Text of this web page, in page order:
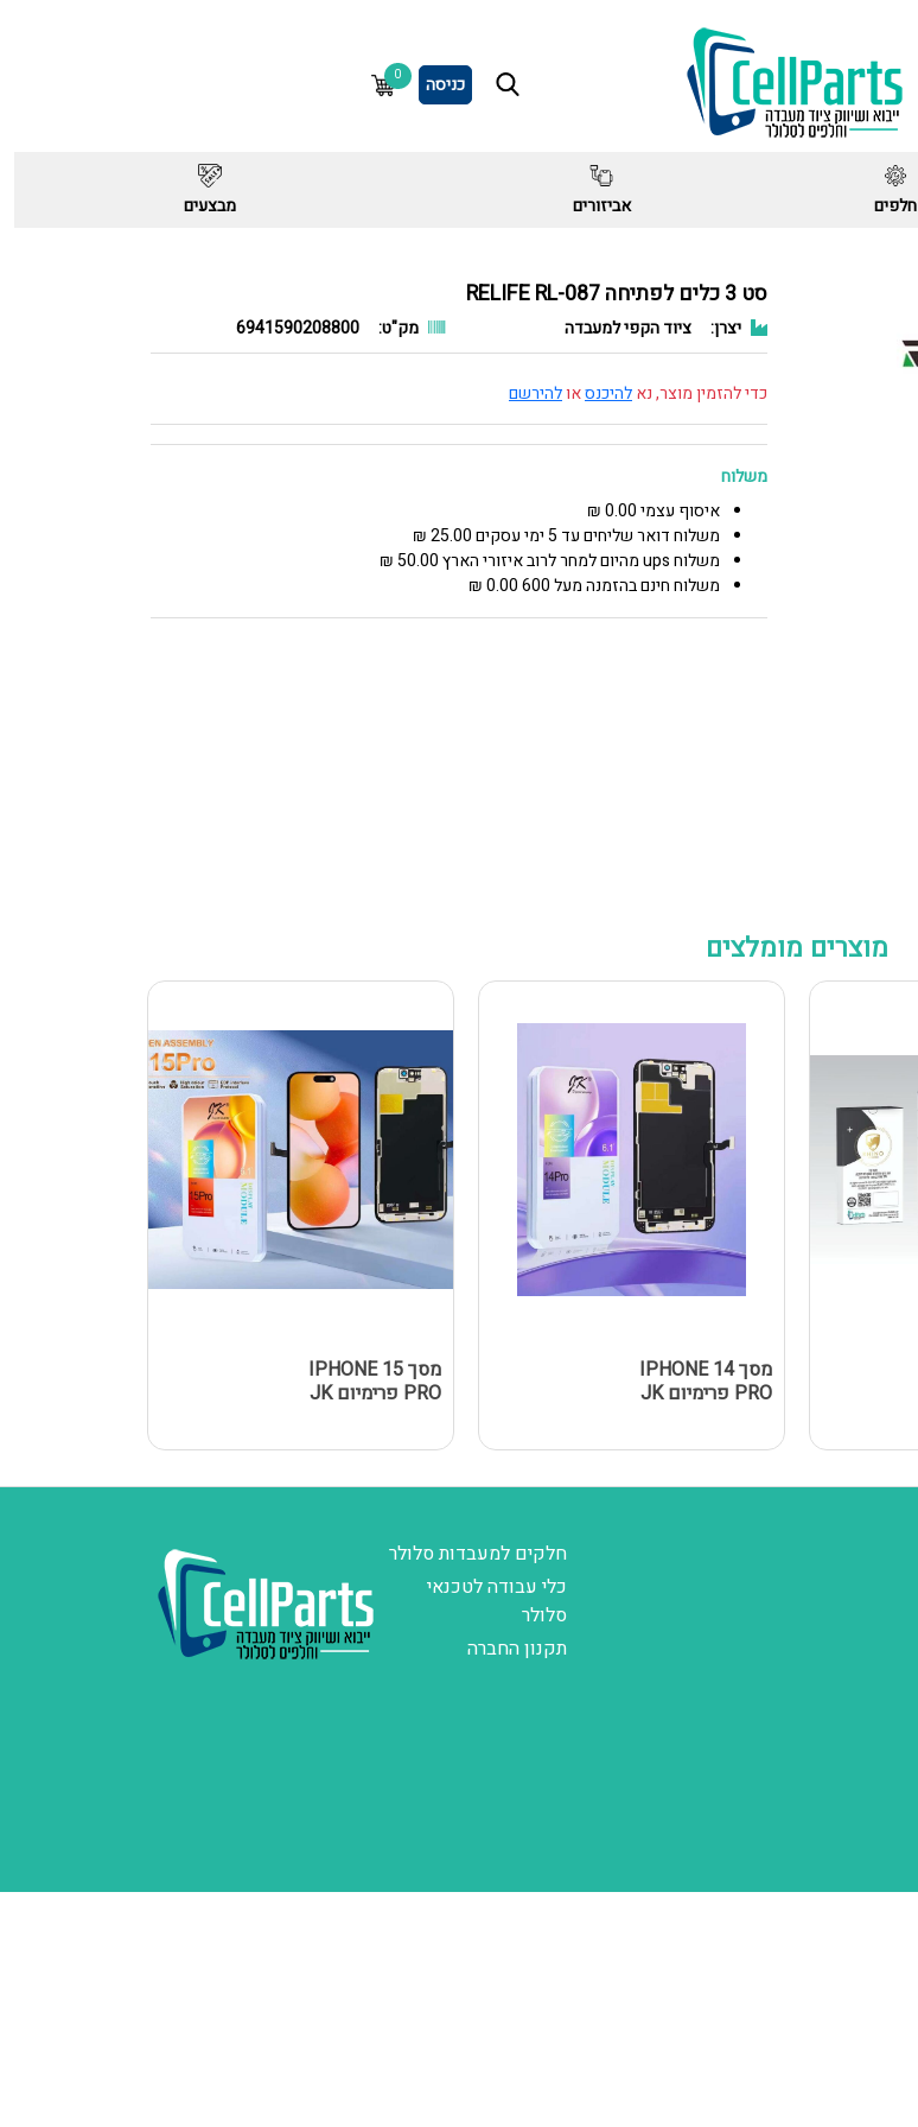
כניסה 0
חלפים אביזורים
מבצעים
סט 3 כלים לפתיחה RELIFE RL-087
יצרן: ציוד הקפי למעבדה מק"ט: 6941590208800
כדי להזמין מוצר, נאלהיכנסאולהירשם
משלוח
איסוף עצמי 0.00 ₪
משלוח דואר שליחים עד 5 ימי עסקים 25.00 ₪
משלוח ups מהיום למחר לרוב איזורי הארץ 50.00 ₪
משלוח חינם בהזמנה מעל 600 0.00 ₪
מוצרים מומלצים
מסך IPHONE 14
PRO פרימיום JK
מסך IPHONE 15
PRO פרימיום JK
חלקים למעבדות סלולר
כלי עבודה לטכנאי
סלולר
תקנון החברה